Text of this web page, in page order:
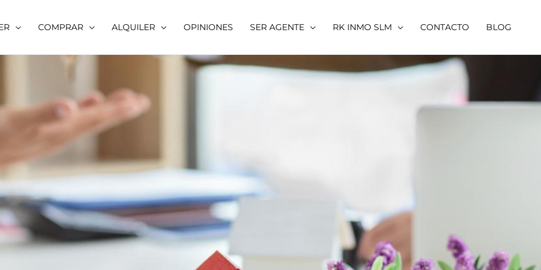
COMPRAR ALQUILER OPINIONES SER AGENTE RK INMO SLM CONTACTO BLOG